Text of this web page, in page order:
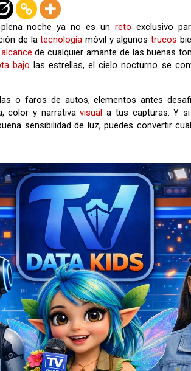
noche ya no es un reto exclusivo
de latecnología móvil y algunostrucos
alcance de cualquier amante de las buenas
bajo las estrellas, el cielo nocturno se
o faros de autos, elementos antes
color y narrativavisual a tus capturas. Y
sensibilidad de luz, puedes convertir